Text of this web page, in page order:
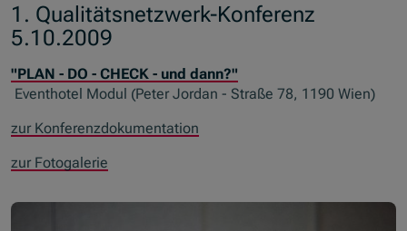
1. Qualitätsnetzwerk-Konferenz
5.10.2009
"PLAN - DO - CHECK - und dann?"
Eventhotel Modul (Peter Jordan - Straße 78, 1190 Wien)
zur Konferenzdokumentation
zur Fotogalerie